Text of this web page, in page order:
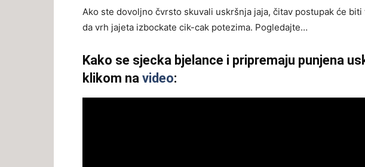
Ako ste dovoljno čvrsto skuvali uskršnja jaja, čitav postupak će
da vrh jajeta izbockate cik-cak potezima. Pogledajte…
Kako se sjecka bjelance i pripremaju punjena
klikom na video: